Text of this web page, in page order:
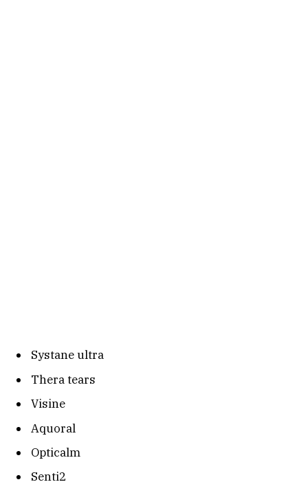
Systane ultra
Thera tears
Visine
Aquoral
Opticalm
Senti2